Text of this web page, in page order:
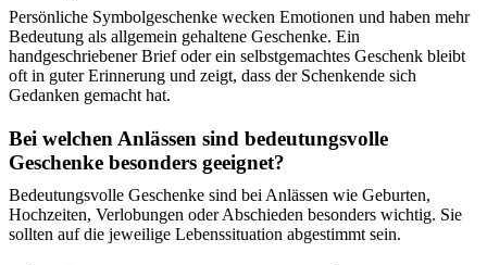
Persönliche Symbolgeschenke wecken Emotionen und haben mehr
Bedeutung als allgemein gehaltene Geschenke. Ein
handgeschriebener Brief oder ein selbstgemachtes Geschenk bleibt
oft in guter Erinnerung und zeigt, dass der Schenkende sich
Gedanken gemacht hat.
Bei welchen Anlässen sind bedeutungsvolle
Geschenke besonders geeignet?
Bedeutungsvolle Geschenke sind bei Anlässen wie Geburten,
Hochzeiten, Verlobungen oder Abschieden besonders wichtig. Sie
sollten auf die jeweilige Lebenssituation abgestimmt sein.